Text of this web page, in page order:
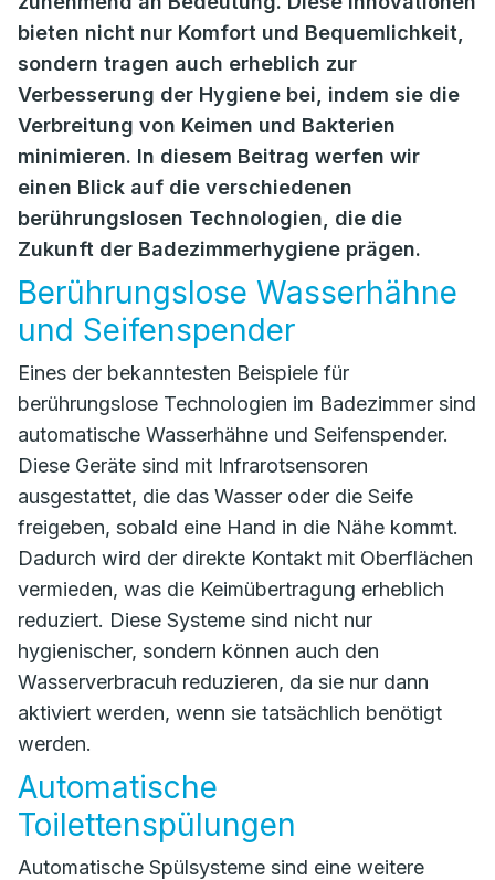
bieten nicht nur Komfort und Bequemlichkeit,
sondern tragen auch erheblich zur
Verbesserung der Hygiene bei, indem sie die
Verbreitung von Keimen und Bakterien
minimieren. In diesem Beitrag werfen wir
einen Blick auf die verschiedenen
berührungslosen Technologien, die die
Zukunft der Badezimmerhygiene prägen.
Berührungslose Wasserhähne
und Seifenspender
Eines der bekanntesten Beispiele für
berührungslose Technologien im Badezimmer sind
automatische Wasserhähne und Seifenspender.
Diese Geräte sind mit Infrarotsensoren
ausgestattet, die das Wasser oder die Seife
freigeben, sobald eine Hand in die Nähe kommt.
Dadurch wird der direkte Kontakt mit Oberflächen
vermieden, was die Keimübertragung erheblich
reduziert. Diese Systeme sind nicht nur
hygienischer, sondern können auch den
Wasserverbracuh reduzieren, da sie nur dann
aktiviert werden, wenn sie tatsächlich benötigt
werden.
Automatische
Toilettenspülungen
Automatische Spülsysteme sind eine weitere